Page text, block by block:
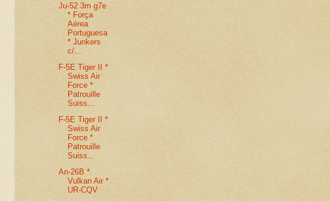
Ju-52 3m g7e
* Força
Aérea
Portuguesa
* Junkers
c/...
F-5E Tiger II *
Swiss Air
Force *
Patrouille
Suiss...
F-5E Tiger II *
Swiss Air
Force *
Patrouille
Suiss...
An-26B *
Vulkan Air *
UR-CQV